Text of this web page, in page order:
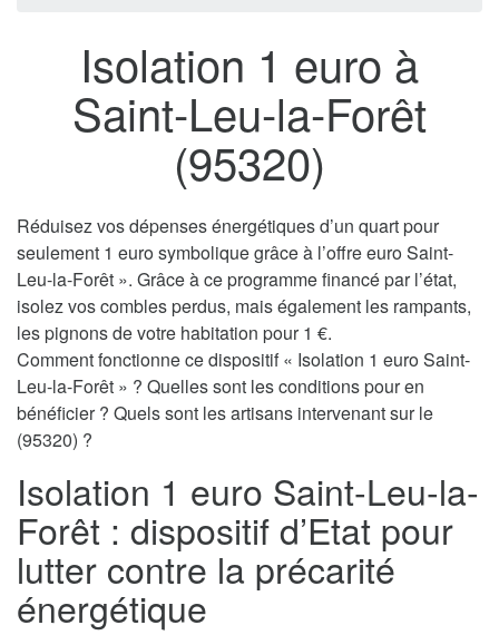
Isolation 1 euro à
Saint-Leu-la-Forêt
(95320)
Réduisez vos dépenses énergétiques d’un quart pour
seulement 1 euro symbolique grâce à l’offre euro Saint-
Leu-la-Forêt ». Grâce à ce programme financé par l’état,
isolez vos combles perdus, mais également les rampants,
les pignons de votre habitation pour 1 €.
Comment fonctionne ce dispositif « Isolation 1 euro Saint-
Leu-la-Forêt » ? Quelles sont les conditions pour en
bénéficier ? Quels sont les artisans intervenant sur le
(95320) ?
Isolation 1 euro Saint-Leu-la-
Forêt : dispositif d’Etat pour
lutter contre la précarité
énergétique